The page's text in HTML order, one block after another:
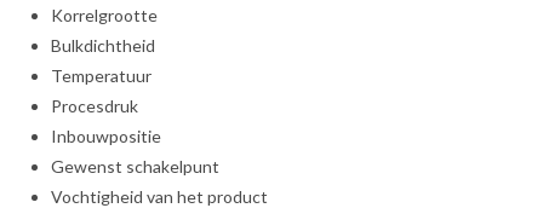
Korrelgrootte
Bulkdichtheid
Temperatuur
Procesdruk
Inbouwpositie
Gewenst schakelpunt
Vochtigheid van het product